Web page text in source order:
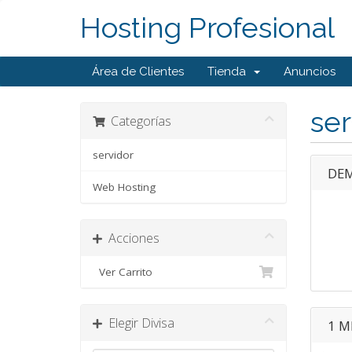
Hosting Profesional
Área de Clientes Tienda Anuncios
Categorías
servidor
Web Hosting
Acciones
Ver Carrito
Elegir Divisa 1